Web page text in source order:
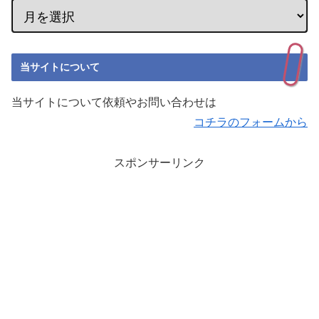
当サイトについて
当サイトについて依頼やお問い合わせは
コチラのフォームから
スポンサーリンク